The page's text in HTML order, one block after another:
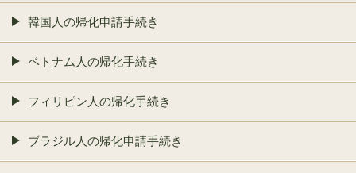
韓国人の帰化申請手続き
ベトナム人の帰化手続き
フィリピン人の帰化手続き
ブラジル人の帰化申請手続き